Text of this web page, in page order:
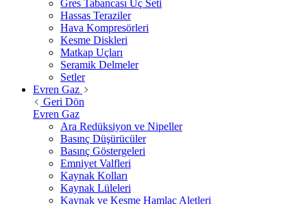
Gres Tabancası Uç Seti
Hassas Teraziler
Hava Kompresörleri
Kesme Diskleri
Matkap Uçları
Seramik Delmeler
Setler
Evren Gaz
Geri Dön
Evren Gaz
Ara Redüksiyon ve Nipeller
Basınç Düşürücüler
Basınç Göstergeleri
Emniyet Valfleri
Kaynak Kolları
Kaynak Lüleleri
Kaynak ve Kesme Hamlaç Aletleri